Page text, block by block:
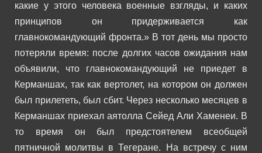
какие у этого человека военные взгляды, и каких
принципов он придерживается как
главнокомандующий фронта.» В тот день мы просто
потеряли время: после долгих часов ожидания нам
объявили, что главнокомандующий не приедет в
Керманшах, так как вертолет, на котором он должен
был прилететь, был сбит. Через несколько месяцев в
Керманшах приехал аятолла Сейед Али Хаменеи. В
то время он был предстоятелем всеобщей
пятничной молитвы в Тегеране. На встречу с ним